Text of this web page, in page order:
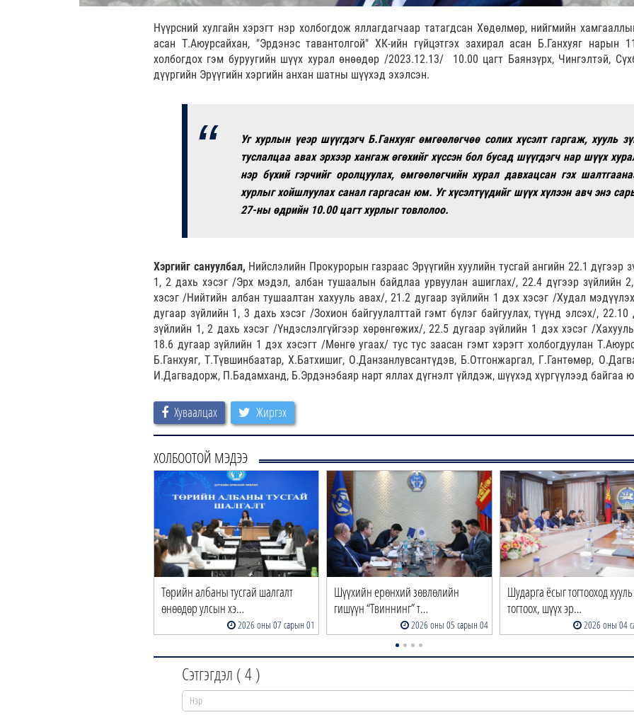
Нүүрсний хулгайн хэрэгт нэр холбогдож яллагдагчаар татагдсан Хөдөлмөр, нийгмийн
асан Т.Аюурсайхан, "Эрдэнэс тавантолгой" ХК-ийн гүйцэтгэх захирал асан Б.Ганхуяг нарын
холбогдох гэм буруугийн шүүх хурал өнөөдөр /2023.12.13/ 10.00 цагт Баянзүрх, Чингэлтэй,
дүүргийн Эрүүгийн хэргийн анхан шатны шүүхэд эхэлсэн.
Уг хурлын үеэр шүүгдэгч Б.Ганхуяг өмгөөлөгчөө солих хүсэлт гаргаж, хууль
туслалцаа авах эрхээр хангаж өгөхийг хүссэн бол бусад шүүгдэгч нар шүүх
нэр бүхий гэрчийг оролцуулах, өмгөөлөгчийн хурал давхацсан гэх
хурлыг хойшлуулах санал гаргасан юм. Уг хүсэлтүүдийг шүүх хүлээн авч энэ
27-ны өдрийн 10.00 цагт хурлыг товлолоо.
Хэргийг сануулбал, Нийслэлийн Прокурорын газраас Эрүүгийн хуулийн тусгай ангийн 22.1 дүгээр
1, 2 дахь хэсэг /Эрх мэдэл, албан тушаалын байдлаа урвуулан ашиглах/, 22.4 дүгээр зүйлийн
хэсэг /Нийтийн албан тушаалтан хахууль авах/, 21.2 дугаар зүйлийн 1 дэх хэсэг /Худал
дугаар зүйлийн 1, 3 дахь хэсэг /Зохион байгуулалттай гэмт бүлэг байгуулах, түүнд элсэх/, 22.10
зүйлийн 1, 2 дахь хэсэг /Үндэслэлгүйгээр хөрөнгөжих/, 22.5 дугаар зүйлийн 1 дэх хэсэг /
18.6 дугаар зүйлийн 1 дэх хэсэгт /Мөнгө угаах/ тус тус заасан гэмт хэрэгт холбогдуулан
Б.Ганхуяг, Т.Түвшинбаатар, Х.Батхишиг, О.Данзанлувсантүдэв, Б.Отгонжаргал, Г.Гантөмөр,
И.Дагвадорж, П.Бадамханд, Б.Эрдэнэбаяр нарт яллах дүгнэлт үйлдэж, шүүхэд хүргүүлээд байгаа
Хуваалцах Жиргэх
ХОЛБООТОЙ МЭДЭЭ
Төрийн албаны тусгай шалгалт
өнөөдөр улсын хэ…
2026 оны 07 сарын 01
Шүүхийн ерөнхий зөвлөлийн
гишүүн “Твиннинг” т…
2026 оны 05 сарын 04
Шударга ёсыг тогтооход хууль
тогтоох, шүүх эр…
2026 оны 04
Сэтгэгдэл (4)